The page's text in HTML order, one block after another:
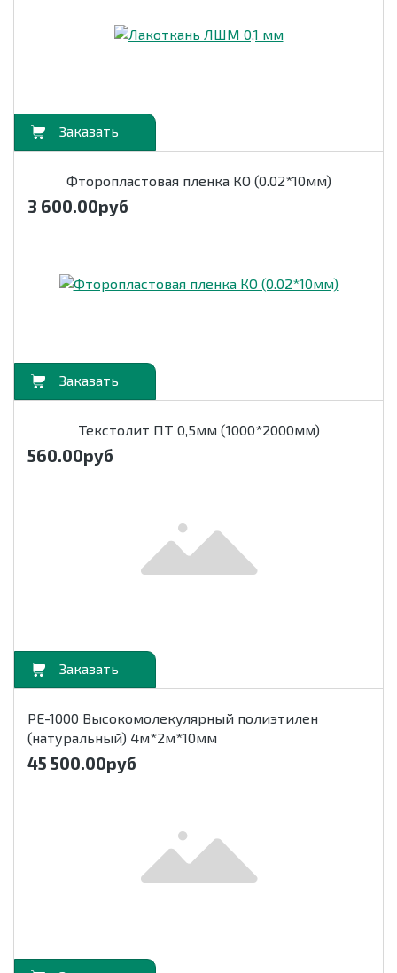
Фторопластовая пленка КО (0.02*10мм)
3 600.00руб
Текстолит ПТ 0,5мм (1000*2000мм)
560.00руб
РЕ-1000 Высокомолекулярный полиэтилен
(натуральный) 4м*2м*10мм
45 500.00руб